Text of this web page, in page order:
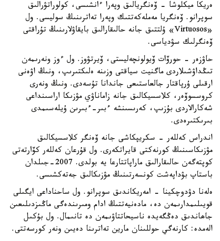
ەريكا ميكلوشا - ۆەنگريالىق وپەرا ءانشىسى، كولوراتۋرالىق
سوپرانو. ۆەنگريا مەملەكەتتىك وپەرا تەاترىنىڭ سوليسى. ول
«Virtuosos» ۇلتتىق جانە حالىقارالىق بايقاۋلارىنىڭ تۇراقتى
ۆەنگرلىك سۋدياسى.
حاۋزەر - حورۆات ۆيولونچەليستى، ۆيرتۋوز. ول ءوز ونەرىمەن
تىڭداۋشىلاردى ماگنيت سياقتى وزىنە ەلىكتىرىپ، ونىڭ اۋەنى
ارقىلى ۇرپاقتار جالعاستىعى جاندانا تۇسەدى. ونىڭ ونەرى
كروسسوۆەر، كلاسسيكالىق جانە زاماناۋي مۋزىكا اراسىنداعى
شەكارالاردى بۇزىپ، كەرىسىنشە ءبىر-ءبىرىن ۇيلەسىمدى
بىرىكتىرەدى.
اندراس كەللەر - سكريپكاشى جانە ۆەنگر كلاسسيكالىق
مۋزىكاسىنىڭ كورنەكتى قايراتكەرى. ول قۇرعان كەللەر كۆارتەتى
كوپتەگەن حالىقارالىق ماراپاتتارعا يە بولدى. 2007-جىلدان
باستاپ بۋداپەشت كونسەرتىنىڭ مۋزىكالىق جەتەكشىسى.
ەلەنا دۋدوچكينا - امەريكاندىق سوپرانو. ول ساحناداعى ايگىلى
قويىلىمدارىمەن دە، مادەنيەتتىڭ ادام ومىرىندەگى ماڭىزدىلىعىن
جاھاندىق دەڭگەيدە ناسيحاتتاۋىمەن دە تانىمال. ول بۇكىل
الەمدە: كارنەگي حوللىنان مارين تەاترىنا دەيىن ونەر كورسەتتى.